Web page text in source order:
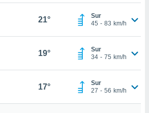
21°
Sur
45 - 83 km/h
19°
Sur
34 - 75 km/h
17°
Sur
27 - 56 km/h